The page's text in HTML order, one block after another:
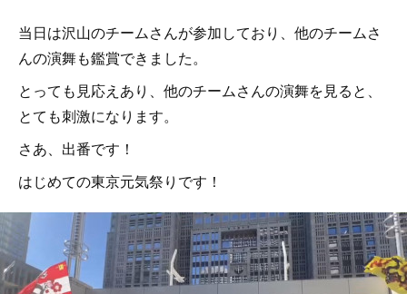
当日は沢山のチームさんが参加しており、他のチームさ
んの演舞も鑑賞できました。
とっても見応えあり、他のチームさんの演舞を見ると、
とても刺激になります。
さあ、出番です！
はじめての東京元気祭りです！